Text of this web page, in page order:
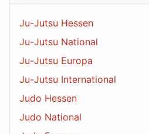
Ju-Jutsu Hessen
Ju-Jutsu National
Ju-Jutsu Europa
Ju-Jutsu International
Judo Hessen
Judo National